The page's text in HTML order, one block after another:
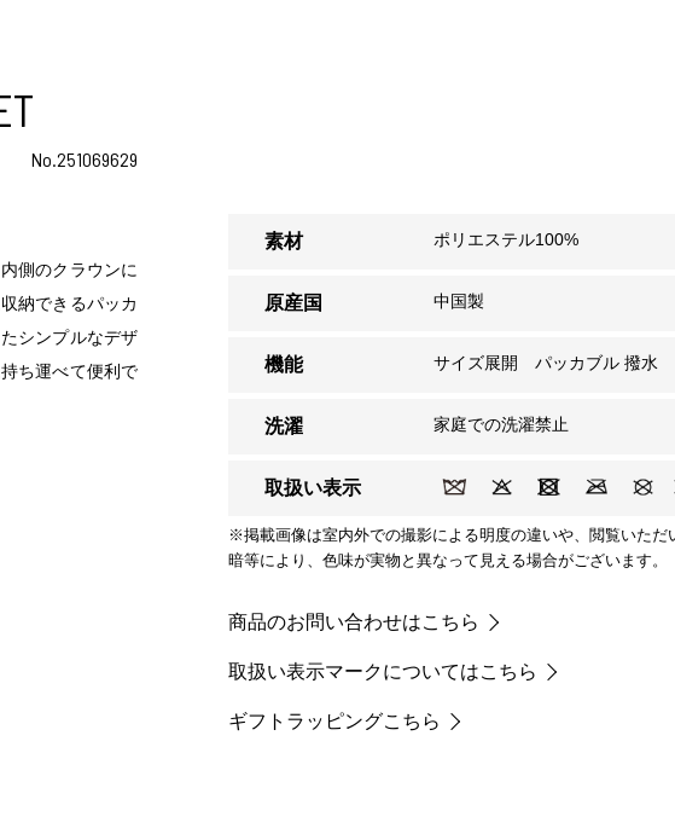
No.251069629
側のクラウンに
納できるパッカ
シンプルなデザ
ち運べて便利で
素材 ポリエステル100%
原産国 中国製
機能 サイズ展開 パッカブル 撥水
洗濯 家庭での洗濯禁止
取扱い表示
※掲載画像は室内外での撮影による明度の違いや、閲覧いただ
暗等により、色味が実物と異なって見える場合がございます。
商品のお問い合わせはこちら
取扱い表示マークについてはこちら
ギフトラッピングこちら